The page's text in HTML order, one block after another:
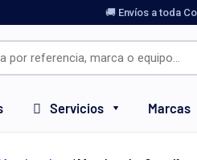
🚚 Envíos a toda
Servicios Marcas